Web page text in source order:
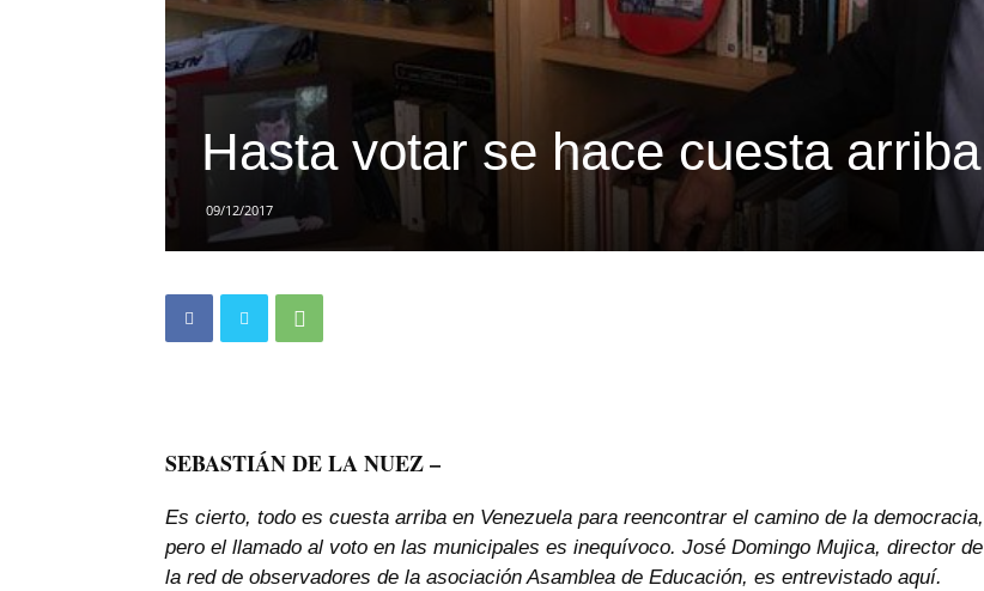
Hasta votar se hace cuesta arriba
09/12/2017
SEBASTIÁN DE LA NUEZ –
Es cierto, todo es cuesta arriba en Venezuela para reencontrar el camino de la democracia,
pero el llamado al voto en las municipales es inequívoco. José Domingo Mujica, director de
la red de observadores de la asociación Asamblea de Educación, es entrevistado aquí.